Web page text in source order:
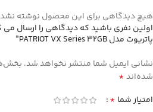
هیچ دیدگاهی برای این محصول نوشته
پاتریوت مدل PATRIOT VX Series 32GB”
نشانی ایمیل شما منتشر نخواهد شد.
شده‌اند*
امتیاز شما *